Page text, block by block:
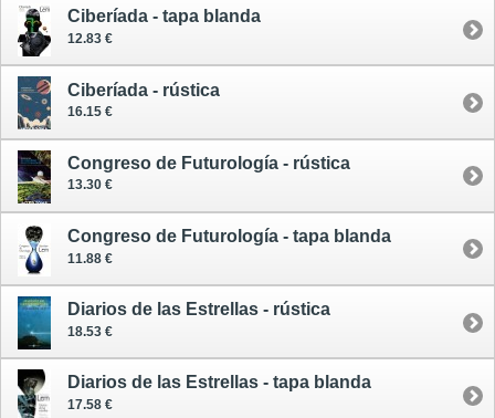
Ciberíada - tapa blanda
12.83 €
Ciberíada - rústica
16.15 €
Congreso de Futurología - rústica
13.30 €
Congreso de Futurología - tapa blanda
11.88 €
Diarios de las Estrellas - rústica
18.53 €
Diarios de las Estrellas - tapa blanda
17.58 €